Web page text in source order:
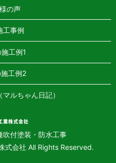
の声
工事例
工例1
工例2
ルちゃん日記）
吹付塗装・防水工事
会社 All Rights Reserved.